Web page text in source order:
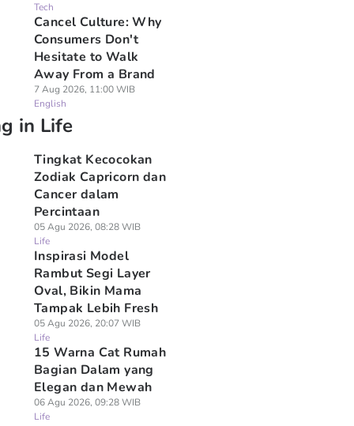
Tech
Cancel Culture: Why
Consumers Don't
Hesitate to Walk
Away From a Brand
7 Aug 2026, 11:00 WIB
English
in Life
Tingkat Kecocokan
Zodiak Capricorn dan
Cancer dalam
Percintaan
05 Agu 2026, 08:28 WIB
Life
Inspirasi Model
Rambut Segi Layer
Oval, Bikin Mama
Tampak Lebih Fresh
05 Agu 2026, 20:07 WIB
Life
15 Warna Cat Rumah
Bagian Dalam yang
Elegan dan Mewah
06 Agu 2026, 09:28 WIB
Life